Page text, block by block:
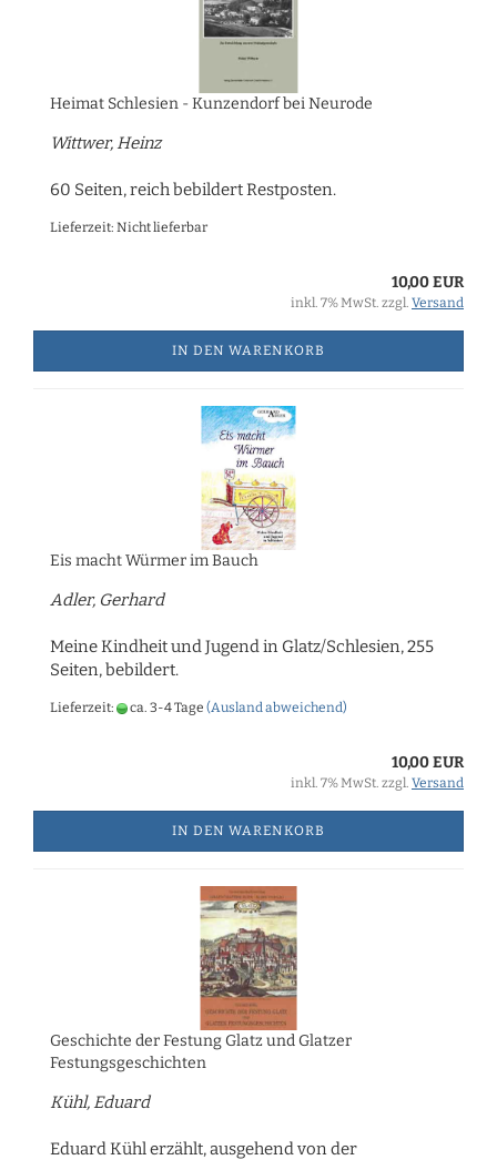
Heimat Schlesien - Kunzendorf bei Neurode
Wittwer, Heinz
60 Seiten, reich bebildert Restposten.
Lieferzeit: Nicht lieferbar
10,00 EUR
inkl. 7% MwSt. zzgl. Versand
IN DEN WARENKORB
Eis macht Würmer im Bauch
Adler, Gerhard
Meine Kindheit und Jugend in Glatz/Schlesien, 255
Seiten, bebildert.
Lieferzeit: ca. 3-4 Tage (Ausland abweichend)
10,00 EUR
inkl. 7% MwSt. zzgl. Versand
IN DEN WARENKORB
Geschichte der Festung Glatz und Glatzer
Festungsgeschichten
Kühl, Eduard
Eduard Kühl erzählt, ausgehend von der